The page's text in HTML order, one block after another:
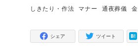
タグ
しきたり・作法
タグ
マナー
タグ
通夜葬儀
シェア ツイート